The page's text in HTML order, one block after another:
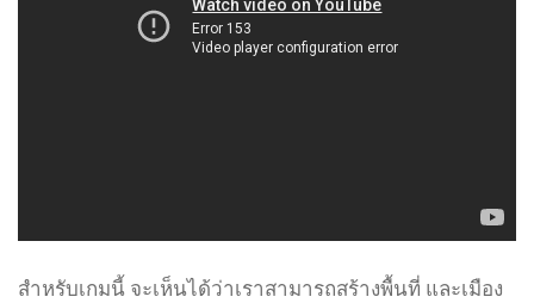
สำหรับเกมนี้ จะเห็นได้ว่าเราสามารถสร้างพื้นที่ และเมือง